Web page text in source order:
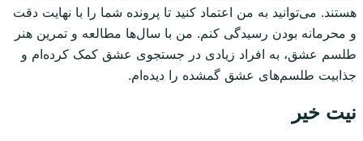
هستند. می‌توانید به من اعتماد کنید تا پرونده شما را با نهایت دقت
و محرمانه بودن رسیدگی کنم. من با سال‌ها مطالعه و تمرین هنر
طلسم عشق، به افراد زیادی در جستجوی عشق کمک کرده‌ام و
جذابیت طلسم‌های عشق گمشده را دیده‌ام.
نیت خیر